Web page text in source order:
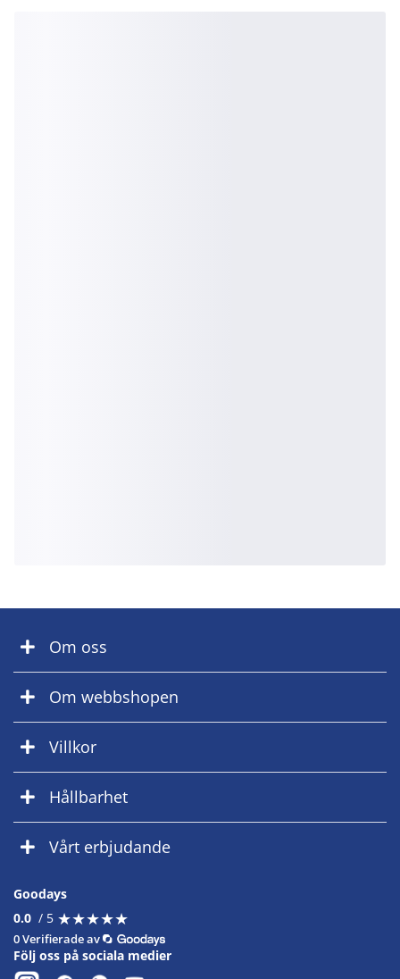
Om oss
Om webbshopen
Villkor
Hållbarhet
Vårt erbjudande
Goodays
0.0 / 5 ★★★★★
★★★★★
0 Verifierade av
Följ oss på sociala medier